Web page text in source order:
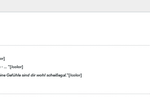
... "[/color]
Gefühle sind dir wohl scheißegal."[/color]